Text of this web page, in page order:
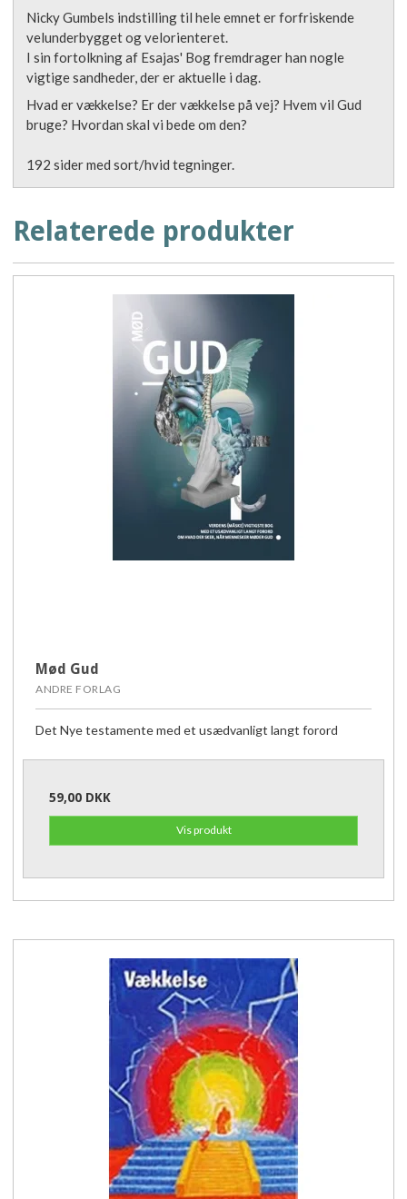
Nicky Gumbels indstilling til hele emnet er forfriskende
velunderbygget og velorienteret.
I sin fortolkning af Esajas' Bog fremdrager han nogle
vigtige sandheder, der er aktuelle i dag.
Hvad er vækkelse? Er der vækkelse på vej? Hvem vil Gud
bruge? Hvordan skal vi bede om den?
192 sider med sort/hvid tegninger.
Relaterede produkter
Mød Gud
ANDRE FORLAG
Det Nye testamente med et usædvanligt langt forord
59,00 DKK
Vis produkt